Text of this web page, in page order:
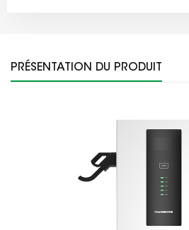
PRÉSENTATION DU PRODUIT